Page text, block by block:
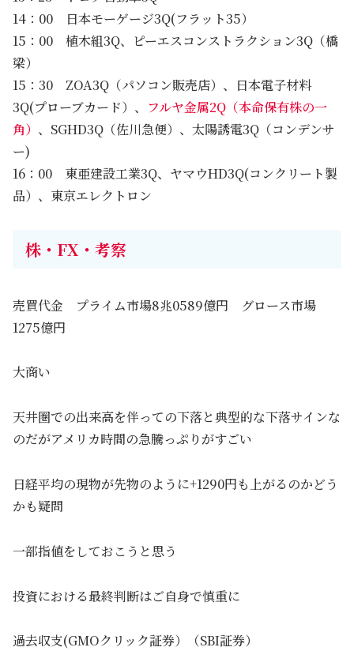
14：00 日本モーゲージ3Q(フラット35）
15：00 植木組3Q、ピーエスコンストラクション3Q（橋
梁）
15：30 ZOA3Q（パソコン販売店）、日本電子材料
3Q(プローブカード）、 フルヤ金属2Q（本命保有株の一
角） 、SGHD3Q（佐川急便）、太陽誘電3Q（コンデンサ
ー)
16：00 東亜建設工業3Q、ヤマウHD3Q(コンクリート製
品）、東京エレクトロン
株・FX・考察
売買代金 プライム市場8兆0589億円 グロース市場
1275億円
大商い
天井圏での出来高を伴っての下落と典型的な下落サインな
のだがアメリカ時間の急騰っぷりがすごい
日経平均の現物が先物のように+1290円も上がるのかどう
かも疑問
一部指値をしておこうと思う
投資における最終判断はご自身で慎重に
過去収支(GMOクリック証券）（SBI証券）